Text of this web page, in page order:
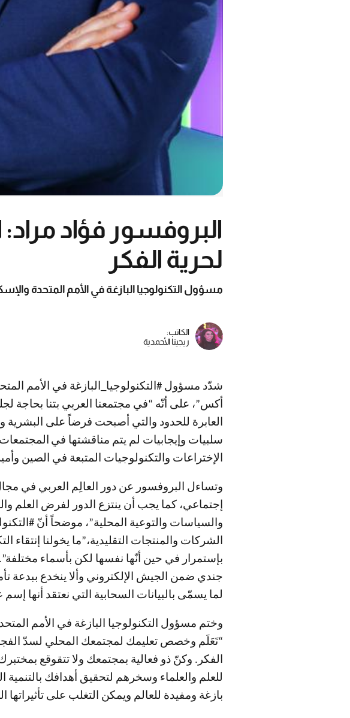
البروفسور فؤاد مراد:
لحرية الفكر
مسؤول التكنولوجيا البازغة في الأمم المتحدة
الكاتب:
ريجينا الأحمدية
شدّد مسؤول #التكنولوجيا_البازغة في الأمم
أكس”، على أنّه “في مجتمعنا العربي بتنا بحاجة
العابرة للحدود والتي أصبحت فرضاً على
سلبيات وإيجابيات لم يتم مناقشتها في
الإختراعات والتكنولوجيات المتبعة في الصين
وتساءل البروفسور عن دور العالِم العربي في
إجتماعي، كما يجب أن ينتزع الدور لفرض العلم
والسياسات والتوعية المحلية”، موضحاً أنّ
الشركات والمنتجات التقليدية،”ما يخولنا إنتقاء
بإستمرار في حين أنّها نفسها لكن بأسماء
جندي ضمن الجيش الإلكتروني وألا ينخدع ببدعة
لما يسمّى بالبيانات السحابية التي نعتقد
وختم مسؤول التكنولوجيا البازغة في الأمم
“تَعَلَم وخصص تعليمك لمجتمعك المحلي لسدّ الفجوات
الفكر. وكنّ ذو فعالية بمجتمعك ولا تتقوقع
للعلم والعلماء وسخرهم لتحقيق أهدافك بالتنمية
بازغة ومفيدة للعالم ويمكن التغلب على تأثيراتها